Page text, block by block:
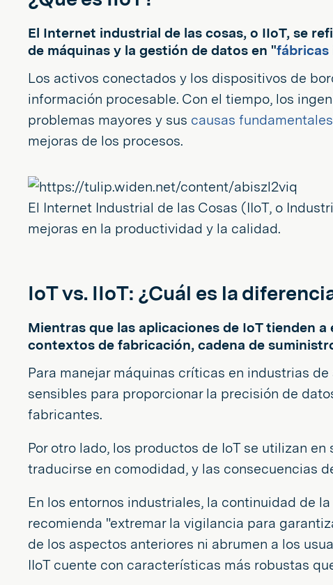
El Internet industrial de las cosas, o IIoT, se
de máquinas y la gestión de datos en "fábricas
Los activos conectados y los dispositivos de
información procesable. Con el tiempo, los
problemas mayores y sus causas fundamentales
mejoras de los procesos.
El Internet Industrial de las Cosas (IIoT, o
mejoras en la productividad y la calidad.
IoT vs. IIoT: ¿Cuál es la
Mientras que las aplicaciones de IoT tienden
contextos de fabricación, cadena de
Para manejar máquinas críticas en industrias
sensibles para proporcionar la precisión de
fabricantes.
Por otro lado, los productos de IoT se utilizan
traducirse en comodidad, y las consecuencias
En los entornos industriales, la continuidad de
recomienda "extremar la vigilancia para
de los aspectos anteriores ni abrumen a los
IIoT cuente con características más robustas